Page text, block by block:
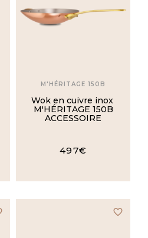
M'HÉRITAGE 150B
Wok en cuivre inox
M'HÉRITAGE 150B
ACCESSOIRE
497€
favorite_border